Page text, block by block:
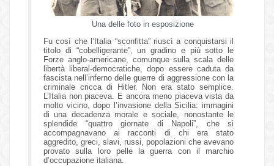
Una delle foto in esposizione
Fu così che l’Italia “sconfitta” riuscì a conquistarsi il
titolo di “cobelligerante”, un gradino e più sotto le
Forze anglo-americane, comunque sulla scala delle
libertà liberal-democratiche, dopo essere caduta da
fascista nell’inferno delle guerre di aggressione con la
criminale cricca di Hitler. Non era stato semplice.
L’Italia non piaceva. E ancora meno piaceva vista da
molto vicino, dopo l’invasione della Sicilia: immagini
di una decadenza morale e sociale, nonostante le
splendide “quattro giornate di Napoli”, che si
accompagnavano ai racconti di chi era stato
aggredito, greci, slavi, russi, popolazioni che avevano
provato sulla loro pelle la guerra con il marchio
d’occupazione italiana.